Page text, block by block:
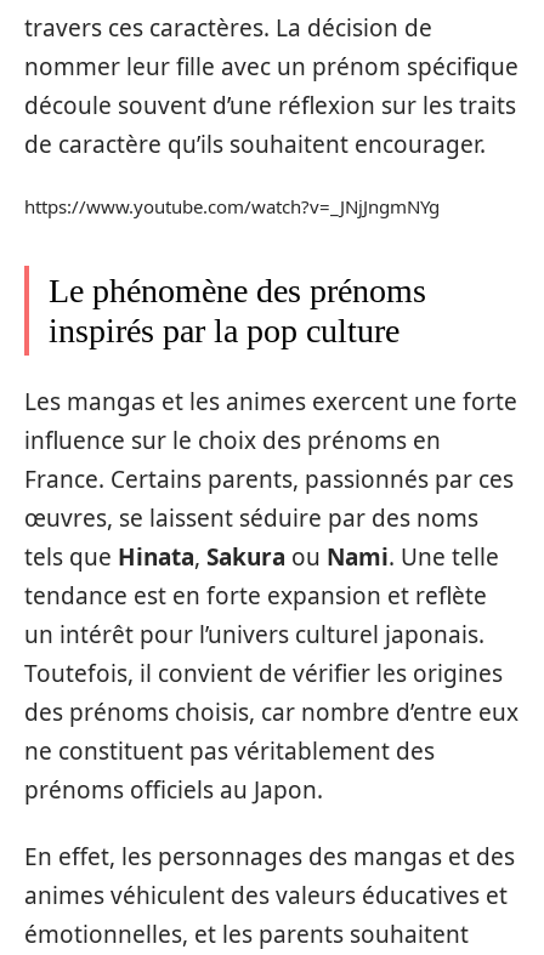
travers ces caractères. La décision de
nommer leur fille avec un prénom spécifique
découle souvent d’une réflexion sur les traits
de caractère qu’ils souhaitent encourager.
https://www.youtube.com/watch?v=_JNjJngmNYg
Le phénomène des prénoms
inspirés par la pop culture
Les mangas et les animes exercent une forte
influence sur le choix des prénoms en
France. Certains parents, passionnés par ces
œuvres, se laissent séduire par des noms
tels que Hinata, Sakura ou Nami. Une telle
tendance est en forte expansion et reflète
un intérêt pour l’univers culturel japonais.
Toutefois, il convient de vérifier les origines
des prénoms choisis, car nombre d’entre eux
ne constituent pas véritablement des
prénoms officiels au Japon.
En effet, les personnages des mangas et des
animes véhiculent des valeurs éducatives et
émotionnelles, et les parents souhaitent